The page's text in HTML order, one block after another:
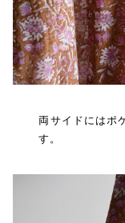
両サイドにはポ
す。